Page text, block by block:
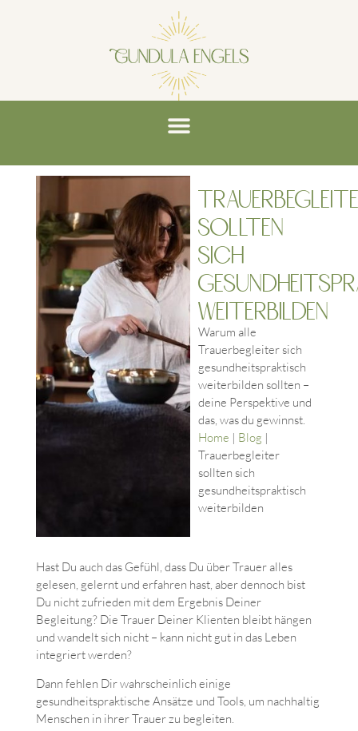
sollten
sich
weiterbilden
Warum alle
Trauerbegleiter sich
gesundheitspraktisch
weiterbilden sollten –
deine Perspektive und
das, was du gewinnst.
Home | Blog |
Trauerbegleiter
sollten sich
gesundheitspraktisch
weiterbilden
Hast Du auch das Gefühl, dass Du über Trauer alles
gelesen, gelernt und erfahren hast, aber dennoch bist
Du nicht zufrieden mit dem Ergebnis Deiner
Begleitung? Die Trauer Deiner Klienten bleibt hängen
und wandelt sich nicht – kann nicht gut in das Leben
integriert werden?
Dann fehlen Dir wahrscheinlich einige
gesundheitspraktische Ansätze und Tools, um nachhaltig
Menschen in ihrer Trauer zu begleiten.